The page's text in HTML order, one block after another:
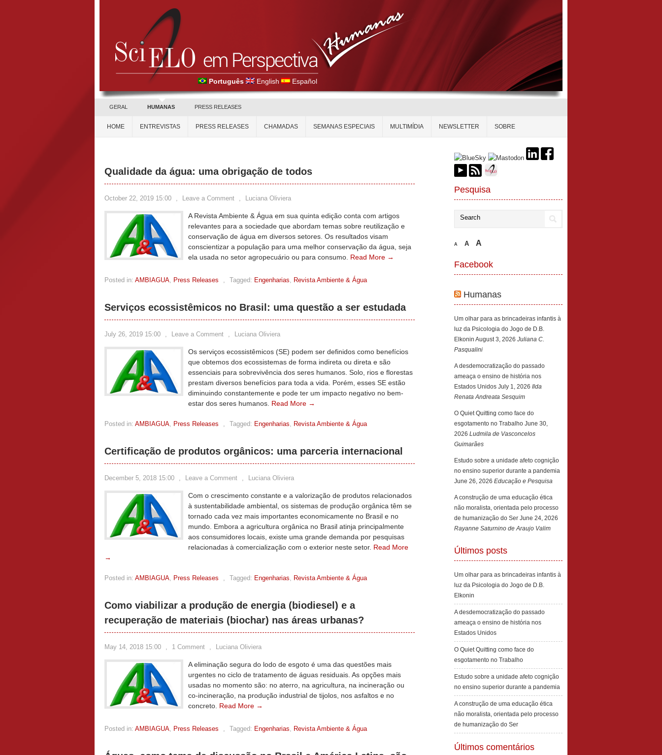
Português English Español
GERAL HUMANAS PRESS RELEASES
HOME ENTREVISTAS PRESS RELEASES CHAMADAS SEMANAS ESPECIAIS MULTIMÍDIA NEWSLETTER SOBRE
Qualidade da água: uma obrigação de todos
October 22, 2019 15:00 , Leave a Comment , Luciana Oliviera
A Revista Ambiente & Água em sua quinta edição conta com artigos
relevantes para a sociedade que abordam temas sobre reutilização e
conservação de água em diversos setores. Os resultados visam
conscientizar a população para uma melhor conservação da água, seja
ela usada no setor agropecuário ou para consumo. Read More →
Posted in: AMBIAGUA, Press Releases , Tagged: Engenharias, Revista Ambiente & Água
Serviços ecossistêmicos no Brasil: uma questão a ser estudada
July 26, 2019 15:00 , Leave a Comment , Luciana Oliviera
Os serviços ecossistêmicos (SE) podem ser definidos como benefícios
que obtemos dos ecossistemas de forma indireta ou direta e são
essenciais para sobrevivência dos seres humanos. Solo, rios e florestas
prestam diversos benefícios para toda a vida. Porém, esses SE estão
diminuindo constantemente e pode ter um impacto negativo no bem-
estar dos seres humanos. Read More →
Posted in: AMBIAGUA, Press Releases , Tagged: Engenharias, Revista Ambiente & Água
Certificação de produtos orgânicos: uma parceria internacional
December 5, 2018 15:00 , Leave a Comment , Luciana Oliviera
Com o crescimento constante e a valorização de produtos relacionados
à sustentabilidade ambiental, os sistemas de produção orgânica têm se
tornado cada vez mais importantes economicamente no Brasil e no
mundo. Embora a agricultura orgânica no Brasil atinja principalmente
aos consumidores locais, existe uma grande demanda por pesquisas
relacionadas à comercialização com o exterior neste setor. Read More
→
Posted in: AMBIAGUA, Press Releases , Tagged: Engenharias, Revista Ambiente & Água
Como viabilizar a produção de energia (biodiesel) e a
recuperação de materiais (biochar) nas áreas urbanas?
May 14, 2018 15:00 , 1 Comment , Luciana Oliviera
A eliminação segura do lodo de esgoto é uma das questões mais
urgentes no ciclo de tratamento de águas residuais. As opções mais
usadas no momento são: no aterro, na agricultura, na incineração ou
co-incineração, na produção industrial de tijolos, nos asfaltos e no
concreto. Read More →
Posted in: AMBIAGUA, Press Releases , Tagged: Engenharias, Revista Ambiente & Água
Pesquisa
A A A
Facebook
Humanas
Um olhar para as brincadeiras infantis à
luz da Psicologia do Jogo de D.B.
Elkonin August 3, 2026 Juliana C.
Pasqualini
A desdemocratização do passado
ameaça o ensino de história nos
Estados Unidos July 1, 2026 Ilda
Renata Andreata Sesquim
O Quiet Quitting como face do
esgotamento no Trabalho June 30,
2026 Ludmila de Vasconcelos
Guimarães
Estudo sobre a unidade afeto cognição
no ensino superior durante a pandemia
June 26, 2026 Educação e Pesquisa
A construção de uma educação ética
não moralista, orientada pelo processo
de humanização do Ser June 24, 2026
Rayanne Saturnino de Araujo Valim
Últimos posts
Um olhar para as brincadeiras infantis à
luz da Psicologia do Jogo de D.B.
Elkonin
A desdemocratização do passado
ameaça o ensino de história nos
Estados Unidos
O Quiet Quitting como face do
esgotamento no Trabalho
Estudo sobre a unidade afeto cognição
no ensino superior durante a pandemia
A construção de uma educação ética
não moralista, orientada pelo processo
de humanização do Ser
Últimos comentários